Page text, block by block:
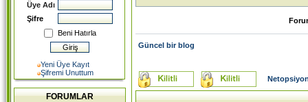
Üye Adı
Şifre
Beni Hatırla
Yeni Üye Kayıt
Şifremi Unuttum
FORUMLAR
Güncel bir blog